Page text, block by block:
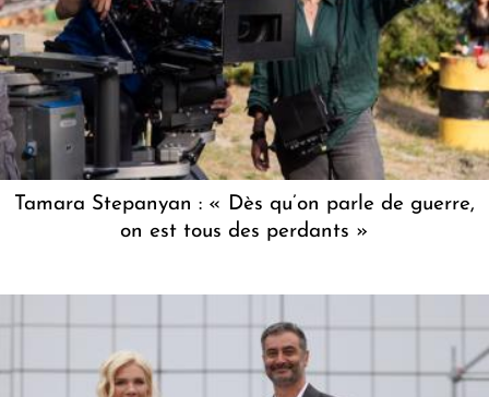
Tamara Stepanyan : « Dès qu’on parle de guerre,
on est tous des perdants »